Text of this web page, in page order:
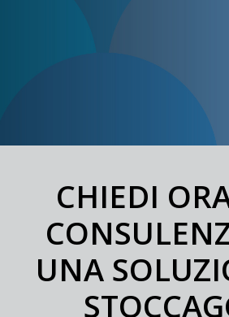
CHIEDI
UNA